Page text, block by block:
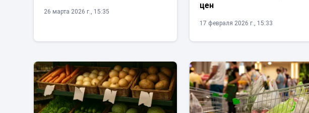
26 марта 2026 г., 15:35
цен
17 февраля 2026 г., 15:33